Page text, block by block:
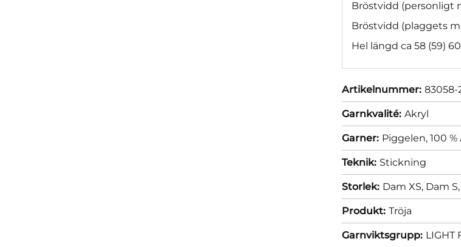
Bröstvidd (personligt
Bröstvidd (plaggets
Hel längd ca 58 (59)
Artikelnummer: 83058-
Garnkvalité: Akryl
Garner: Piggelen, 100 %
Teknik: Stickning
Storlek: Dam XS, Dam S,
Produkt: Tröja
Garnviktsgrupp: LIGHT